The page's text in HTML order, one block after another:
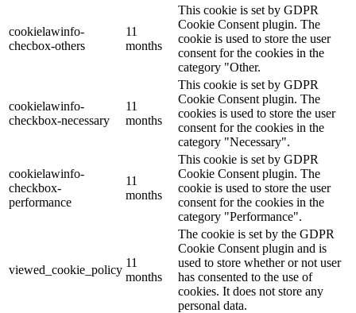
cookielawinfo-
checbox-others
11
months
This cookie is set by GDPR
Cookie Consent plugin. The
cookie is used to store the user
consent for the cookies in the
category "Other.
cookielawinfo-
checkbox-necessary
11
months
This cookie is set by GDPR
Cookie Consent plugin. The
cookies is used to store the user
consent for the cookies in the
category "Necessary".
cookielawinfo-
checkbox-
performance
11
months
This cookie is set by GDPR
Cookie Consent plugin. The
cookie is used to store the user
consent for the cookies in the
category "Performance".
viewed_cookie_policy
11
months
The cookie is set by the GDPR
Cookie Consent plugin and is
used to store whether or not user
has consented to the use of
cookies. It does not store any
personal data.